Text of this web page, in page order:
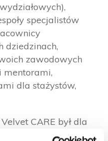
specjalistów
dziedzinach,
zawodowych
mentorami,
dla stażystów,
CARE był dla
której będą